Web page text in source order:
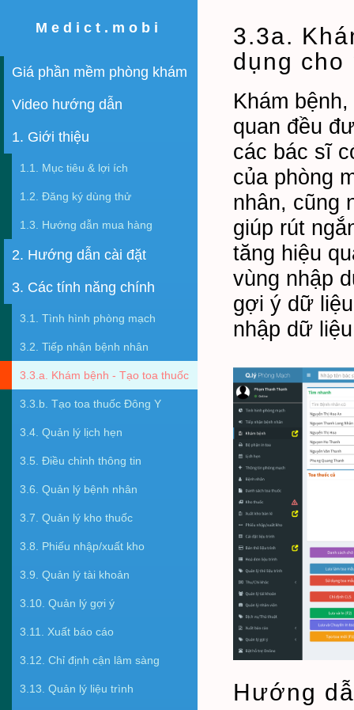
Medict.mobi
Giá phần mềm phòng khám
Video hướng dẫn
1. Giới thiệu
1.1. Mục tiêu & lợi ích
1.2. Đăng ký dùng thử
1.3. Hướng dẫn mua hàng
2. Hướng dẫn cài đặt
3. Các tính năng chính
3.1. Tình hình phòng mạch
3.2. Tiếp nhận bệnh nhân
3.3.a. Khám bệnh - Tạo toa thuốc
3.3.b. Tạo toa thuốc Đông Y
3.4. Quản lý lịch hẹn
3.5. Điều chỉnh thông tin
3.6. Quản lý bệnh nhân
3.7. Quản lý kho thuốc
3.8. Phiếu nhập/xuất kho
3.9. Quản lý tài khoản
3.10. Quản lý gợi ý
3.11. Xuất báo cáo
3.12. Chỉ định cận lâm sàng
3.13. Quản lý liệu trình
3.3a.
dụng cho
Khám
quan đều
các bác sĩ
của phòng
nhân, cũng
giúp rút
tăng hiệu
vùng nhập
gợi ý dữ
nhập dữ
Hướng